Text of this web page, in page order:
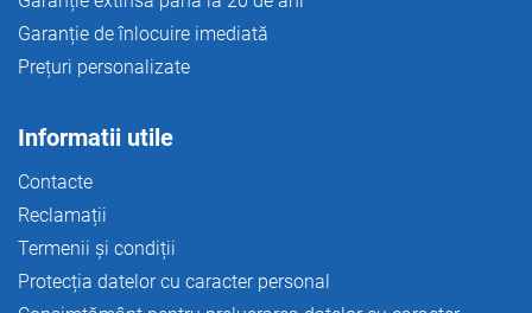
Garanție de înlocuire imediată
Prețuri personalizate
Informatii utile
Contacte
Reclamații
Termenii și condiții
Protecția datelor cu caracter personal